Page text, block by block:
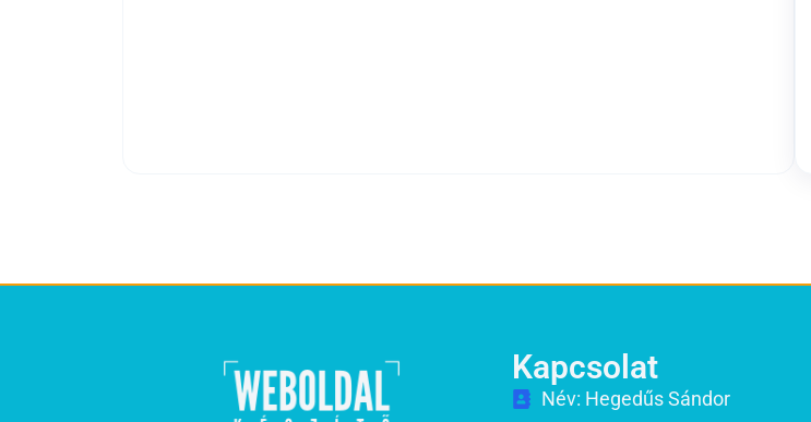
Kapcsolat
Név: Hegedűs Sándor